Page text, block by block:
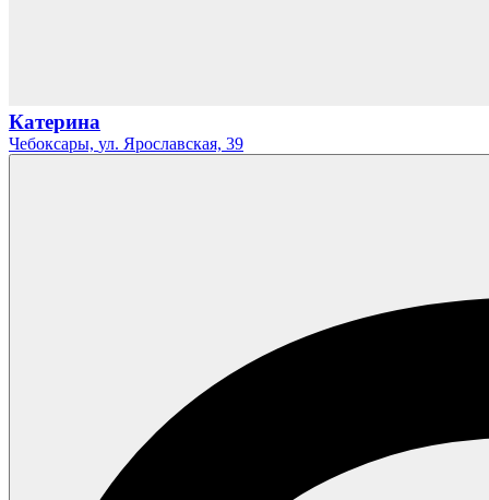
Катерина
Чебоксары, ул. Ярославская, 39